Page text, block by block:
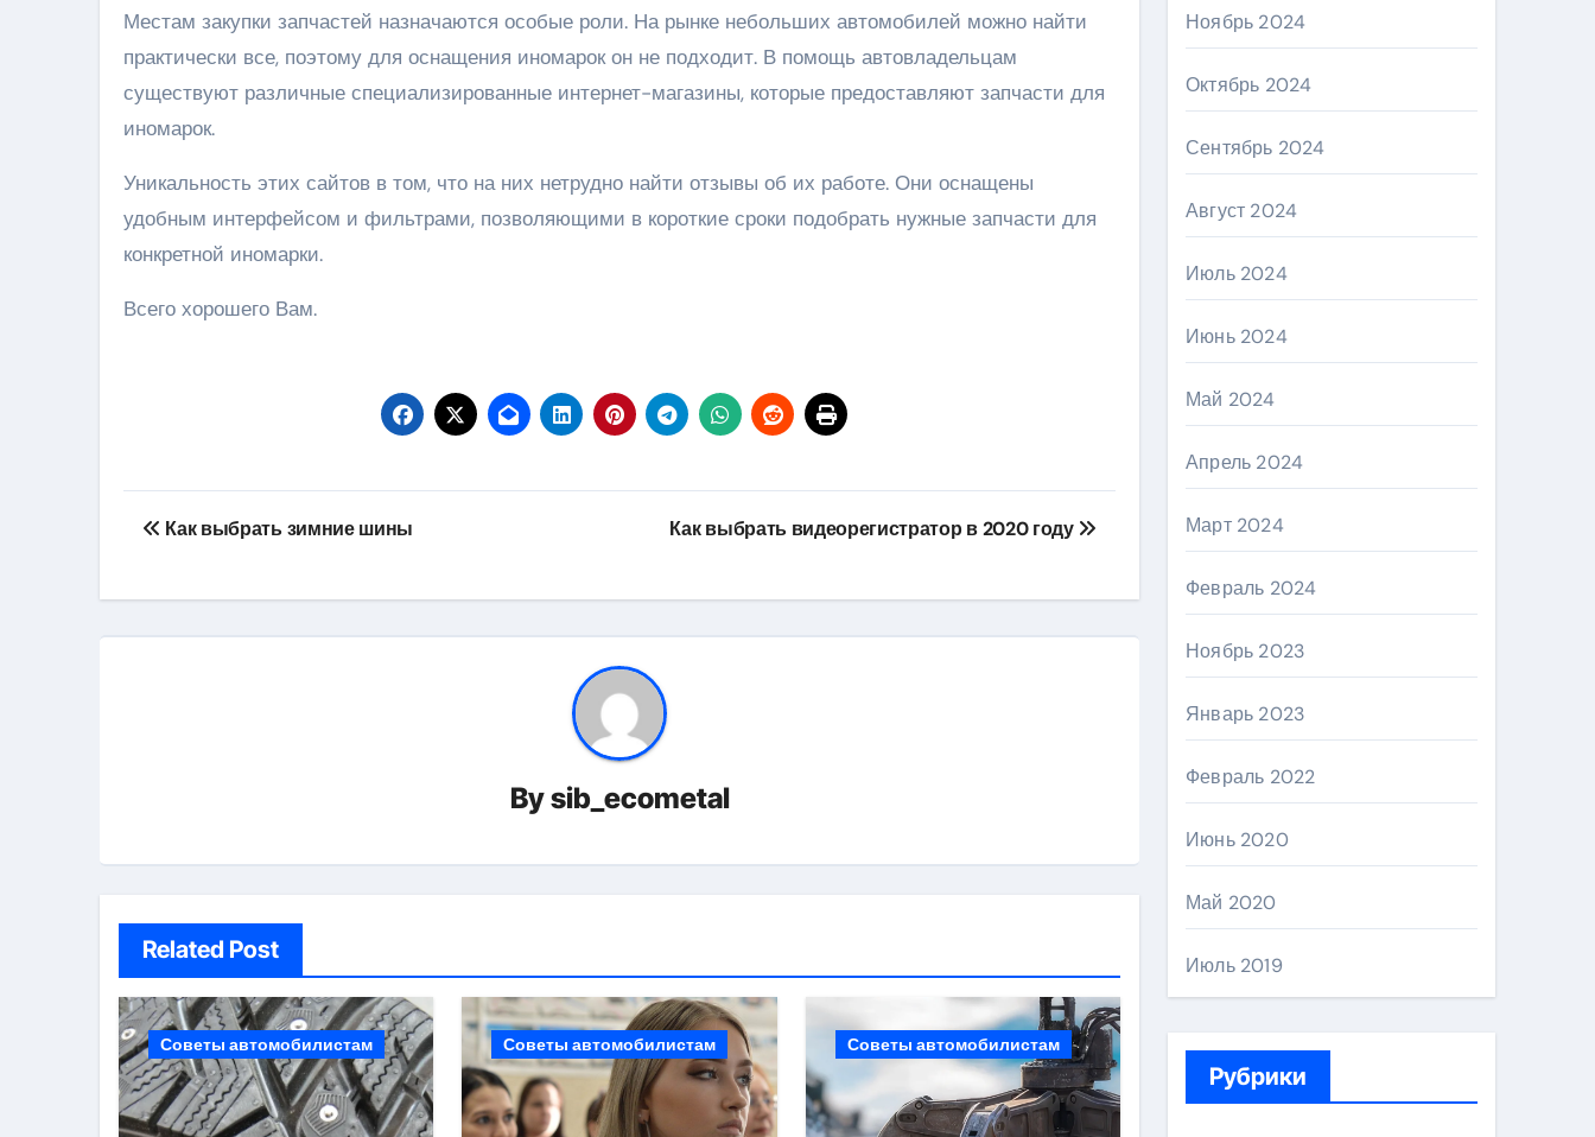
Местам закупки запчастей назначаются особые роли. На рынке небольших автомобилей можно найти
практически все, поэтому для оснащения иномарок он не подходит. В помощь автовладельцам
существуют различные специализированные интернет-магазины, которые предоставляют запчасти для
иномарок.
Уникальность этих сайтов в том, что на них нетрудно найти отзывы об их работе. Они оснащены
удобным интерфейсом и фильтрами, позволяющими в короткие сроки подобрать нужные запчасти для
конкретной иномарки.
Всего хорошего Вам.
Навигация
записям
Как выбрать зимние шины Как выбрать видеорегистратор в 2020 году
Bysib_ecometal
Related Post
Советы автомобилистам Советы автомобилистам Советы автомобилистам
Ноябрь 2024
Октябрь 2024
Сентябрь 2024
Август 2024
Июль 2024
Июнь 2024
Май 2024
Апрель 2024
Март 2024
Февраль 2024
Ноябрь 2023
Январь 2023
Февраль 2022
Июнь 2020
Май 2020
Июль 2019
Рубрики